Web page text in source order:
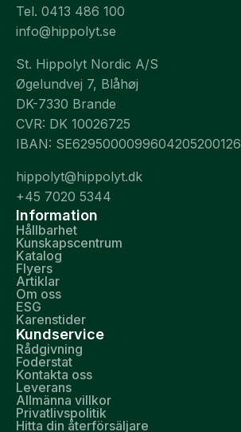
Tel. 0413 486 100
info@hippolyt.se
St. Hippolyt Nordic A/S
Øgelundvej 7, Blåhøj
DK-7330 Brande
CVR: DK 10026725
IBAN: SE6295000099604205200126
hippolyt@hippolyt.dk
+45 7020 5344
Information
Hållbarhet
Kunskapscentrum
Katalog
Flyers
Artiklar
Om oss
ESG
Karenstider
Kundservice
Rådgivning
Foderstat
Kontakta oss
Leverans
Allmänna villkor
Privatlivspolitik
Hitta din återförsäljare